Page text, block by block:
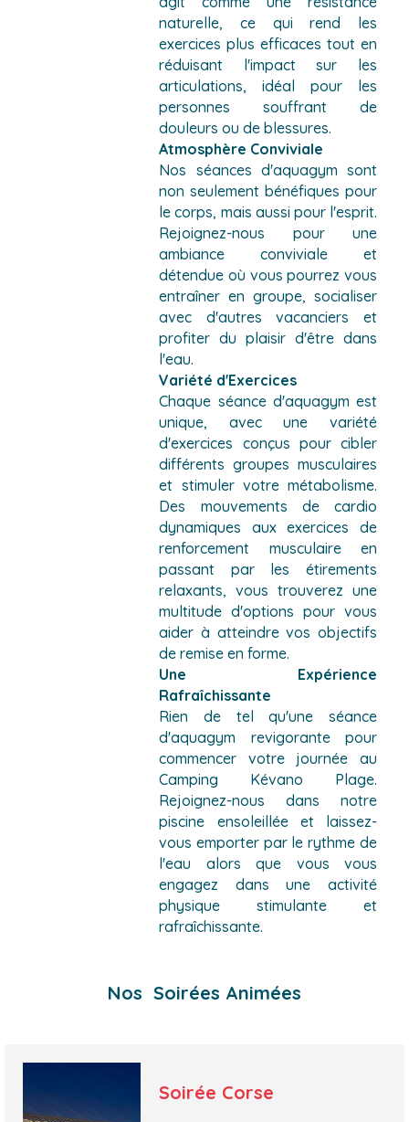
naturelle, ce qui rend les
exercices plus efficaces tout en
réduisant l'impact sur les
articulations, idéal pour les
personnes souffrant de
douleurs ou de blessures.
Atmosphère Conviviale
Nos séances d'aquagym sont
non seulement bénéfiques pour
le corps, mais aussi pour l'esprit.
Rejoignez-nous pour une
ambiance conviviale et
détendue où vous pourrez vous
entraîner en groupe, socialiser
avec d'autres vacanciers et
profiter du plaisir d'être dans
l'eau.
Variété d'Exercices
Chaque séance d'aquagym est
unique, avec une variété
d'exercices conçus pour cibler
différents groupes musculaires
et stimuler votre métabolisme.
Des mouvements de cardio
dynamiques aux exercices de
renforcement musculaire en
passant par les étirements
relaxants, vous trouverez une
multitude d'options pour vous
aider à atteindre vos objectifs
de remise en forme.
Une Expérience
Rafraîchissante
Rien de tel qu'une séance
d'aquagym revigorante pour
commencer votre journée au
Camping Kévano Plage.
Rejoignez-nous dans notre
piscine ensoleillée et laissez-
vous emporter par le rythme de
l'eau alors que vous vous
engagez dans une activité
physique stimulante et
rafraîchissante.
Nos Soirées Animées
Soirée Corse